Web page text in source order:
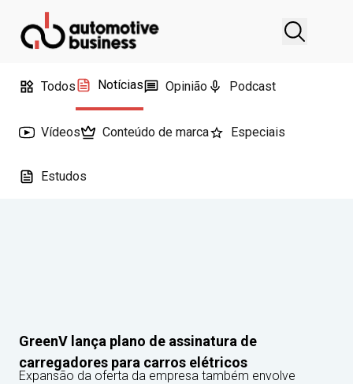
Todos Notícias Opinião Podcast
Vídeos Conteúdo de marca Especiais
Estudos
GreenV lança plano de assinatura de
carregadores para carros elétricos
Expansão da oferta da empresa também envolve